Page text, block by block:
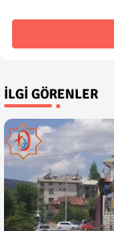
İLGI GÖRENLER